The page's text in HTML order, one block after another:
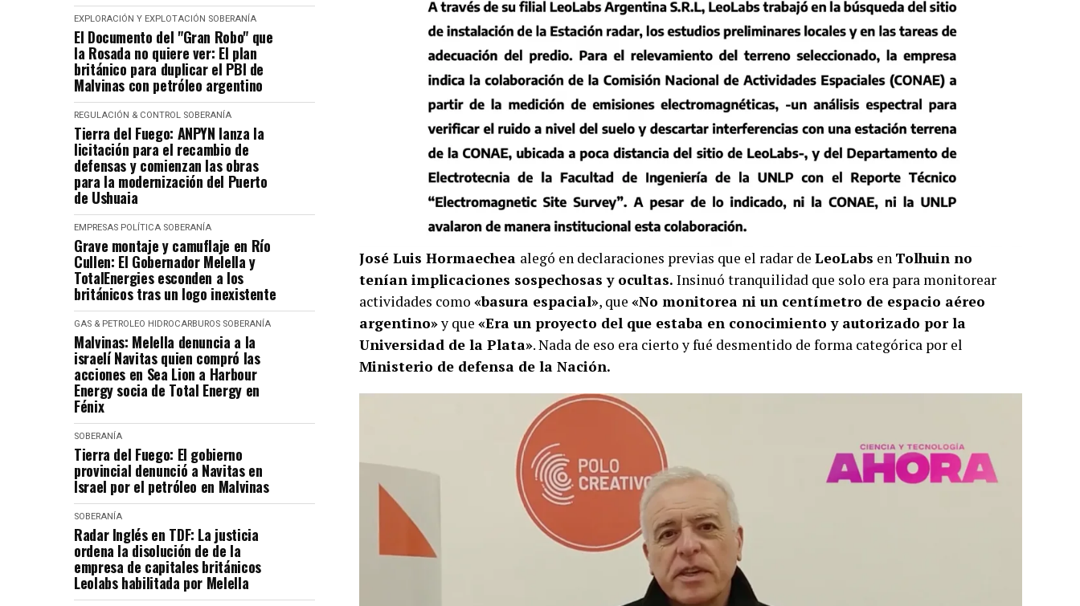
EXPLORACIÓN Y EXPLOTACIÓN SOBERANÍA
El Documento del "Gran Robo" que
la Rosada no quiere ver: El plan
británico para duplicar el PBI de
Malvinas con petróleo argentino
REGULACIÓN & CONTROL SOBERANÍA
Tierra del Fuego: ANPYN lanza la
licitación para el recambio de
defensas y comienzan las obras
para la modernización del Puerto
de Ushuaia
EMPRESAS POLÍTICA SOBERANÍA
Grave montaje y camuflaje en Río
Cullen: El Gobernador Melella y
TotalEnergies esconden a los
británicos tras un logo inexistente
GAS & PETROLEO HIDROCARBUROS SOBERANÍA
Malvinas: Melella denuncia a la
israelí Navitas quien compró las
acciones en Sea Lion a Harbour
Energy socia de Total Energy en
Fénix
SOBERANÍA
Tierra del Fuego: El gobierno
provincial denunció a Navitas en
Israel por el petróleo en Malvinas
SOBERANÍA
Radar Inglés en TDF: La justicia
ordena la disolución de de la
empresa de capitales británicos
Leolabs habilitada por Melella
José Luis Hormaechea alegó en declaraciones previas que el radar de LeoLabs en Tolhuin no
tenían implicaciones sospechosas y ocultas. Insinuó tranquilidad que solo era para monitorear
actividades como «basura espacial», que «No monitorea ni un centímetro de espacio aéreo
argentino»y que «Era un proyecto del que estaba en conocimiento y autorizado por la
Universidad de la Plata». Nada de eso era cierto y fué desmentido de forma categórica por el
Ministerio de defensa de la Nación.